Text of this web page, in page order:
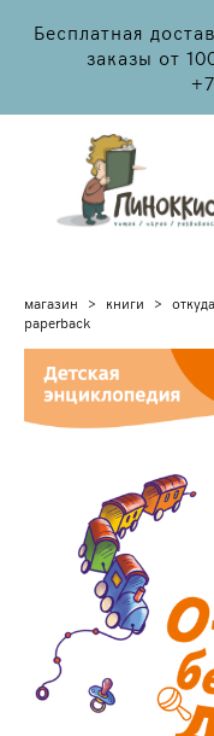
Бесплатная
заказы от
магазин > книги >
paperback